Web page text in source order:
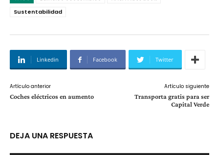
Sustentabilidad
Linkedin Facebook Twitter
Artículo anterior
Coches eléctricos en aumento
Artículo siguiente
Transporta gratis para ser
Capital Verde
DEJA UNA RESPUESTA